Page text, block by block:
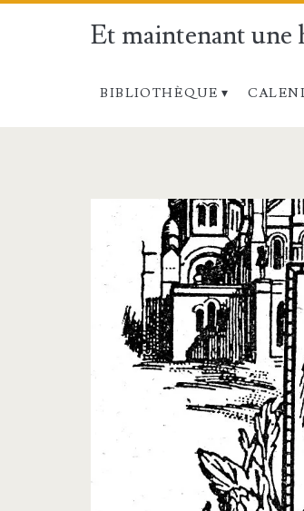
Et maintenant une
BIBLIOTHÈQUE
<span>17
octobre</